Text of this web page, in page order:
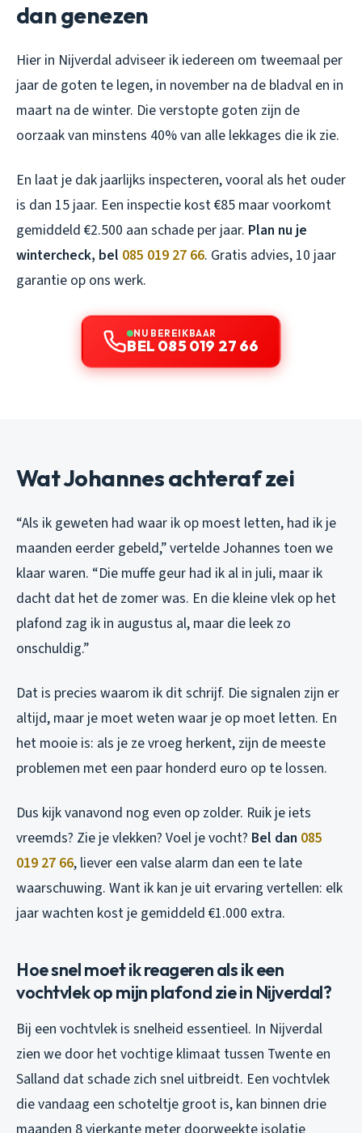
dan genezen
Hier in Nijverdal adviseer ik iedereen om tweemaal per
jaar de goten te legen, in november na de bladval en in
maart na de winter. Die verstopte goten zijn de
oorzaak van minstens 40% van alle lekkages die ik zie.
En laat je dak jaarlijks inspecteren, vooral als het ouder
is dan 15 jaar. Een inspectie kost €85 maar voorkomt
gemiddeld €2.500 aan schade per jaar. Plan nu je
wintercheck, bel 085 019 27 66. Gratis advies, 10 jaar
garantie op ons werk.
NU BEREIKBAAR
BEL 085 019 27 66
Wat Johannes achteraf zei
“Als ik geweten had waar ik op moest letten, had ik je
maanden eerder gebeld,” vertelde Johannes toen we
klaar waren. “Die muffe geur had ik al in juli, maar ik
dacht dat het de zomer was. En die kleine vlek op het
plafond zag ik in augustus al, maar die leek zo
onschuldig.”
Dat is precies waarom ik dit schrijf. Die signalen zijn er
altijd, maar je moet weten waar je op moet letten. En
het mooie is: als je ze vroeg herkent, zijn de meeste
problemen met een paar honderd euro op te lossen.
Dus kijk vanavond nog even op zolder. Ruik je iets
vreemds? Zie je vlekken? Voel je vocht? Bel dan 085
019 27 66, liever een valse alarm dan een te late
waarschuwing. Want ik kan je uit ervaring vertellen: elk
jaar wachten kost je gemiddeld €1.000 extra.
Hoe snel moet ik reageren als ik een
vochtvlek op mijn plafond zie in Nijverdal?
Bij een vochtvlek is snelheid essentieel. In Nijverdal
zien we door het vochtige klimaat tussen Twente en
Salland dat schade zich snel uitbreidt. Een vochtvlek
die vandaag een schoteltje groot is, kan binnen drie